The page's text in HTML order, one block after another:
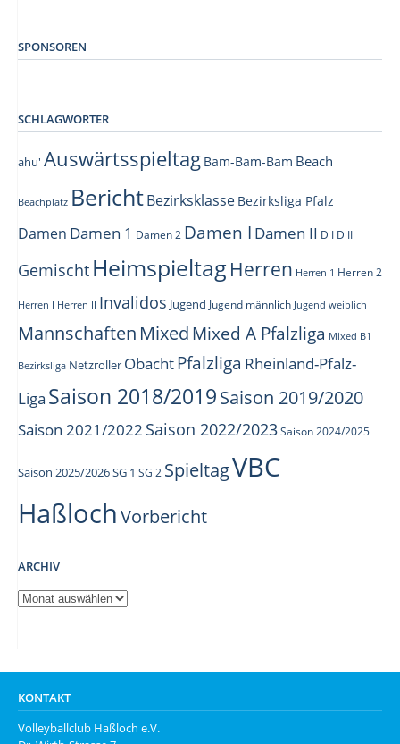
SPONSOREN
SCHLAGWÖRTER
ahu' Auswärtsspieltag Bam-Bam-Bam Beach
Beachplatz BerichtBezirksklasse Bezirksliga Pfalz
Damen Damen 1 Damen 2 Damen I Damen II D I D II
Gemischt Heimspieltag Herren Herren 1 Herren 2
Herren I Herren II Invalidos Jugend Jugend männlich Jugend weiblich
Mannschaften MixedMixed A Pfalzliga Mixed B1
Bezirksliga Netzroller ObachtPfalzliga Rheinland-Pfalz-
Liga Saison 2018/2019Saison 2019/2020
Saison 2021/2022 Saison 2022/2023 Saison 2024/2025
Saison 2025/2026SG 1 SG 2 SpieltagVBC
HaßlochVorbericht
ARCHIV
Archiv
KONTAKT
Volleyballclub Haßloch e.V.